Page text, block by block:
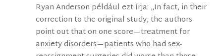
Ryan Anderson például ezt írja: „In fact, in their
correction to the original study, the authors
point out that on one score—treatment for
anxiety disorders—patients who had sex-